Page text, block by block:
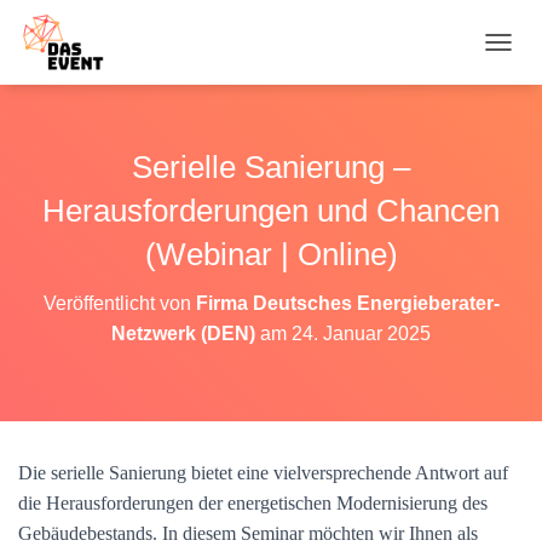
A
I
E
Serielle Sanierung –
Herausforderungen und Chancen
(Webinar | Online)
Veröffentlicht von Firma Deutsches Energieberater-
Netzwerk (DEN) am 24. Januar 2025
Die serielle Sanierung bietet eine vielversprechende Antwort auf
die Herausforderungen der energetischen Modernisierung des
Gebäudebestands. In diesem Seminar möchten wir Ihnen als